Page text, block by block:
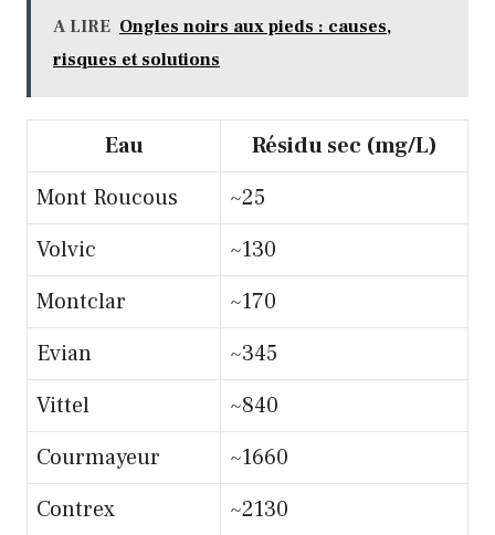
A LIRE Ongles noirs aux pieds : causes,
risques et solutions
Eau
Résidu sec (mg/L)
Mont Roucous
~25
Volvic
~130
Montclar
~170
Evian
~345
Vittel
~840
Courmayeur
~1660
Contrex
~2130